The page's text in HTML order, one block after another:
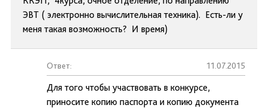
ЭВТ ( электронно вычислительная техника). Есть-ли у
меня такая возможность? И время)
Ответ: 11.07.2015
Для того чтобы участвовать в конкурсе,
приносите копию паспорта и копию документа